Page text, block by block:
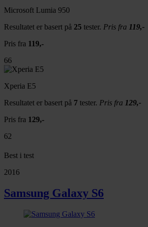
Microsoft Lumia 950
Resultatet er basert på 25 tester. Pris fra 119,-
Pris fra 119,-
66
Xperia E5
Resultatet er basert på 7 tester. Pris fra 129,-
Pris fra 129,-
62
Best i test
2016
Samsung Galaxy S6